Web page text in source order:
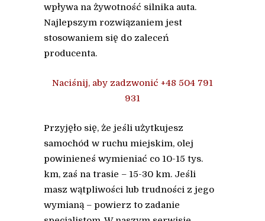
wpływa na żywotność silnika auta.
Najlepszym rozwiązaniem jest
stosowaniem się do zaleceń
producenta.
Naciśnij, aby zadzwonić +48 504 791
931
Przyjęło się, że jeśli użytkujesz
samochód w ruchu miejskim, olej
powinieneś wymieniać co 10-15 tys.
km, zaś na trasie – 15-30 km. Jeśli
masz wątpliwości lub trudności z jego
wymianą – powierz to zadanie